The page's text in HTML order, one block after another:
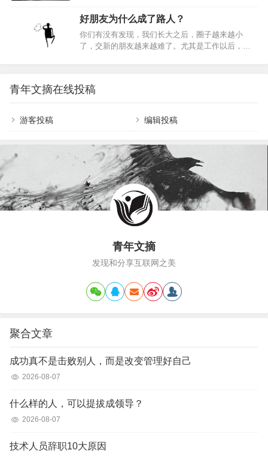
新；如若尚未看过，那便是一个好好思考的机会。
这篇文章（Managing Oneselfby Peter F. Drucker）
角，变得碌碌无为，安于现状，懒得去努力生活，
只想混吃等死得过一辈子。 但这样的生活是你想要
的吗？ 成长就是不断地挣扎和折腾。每个人都要学
会成长，而成长，你首先要学会面对孤独，学会坚
次次站起来，不能认输也不许认输。 因为你要成
长…
好朋友为什么成了路人？
你们有没有发现，我们长大之后，圈子越来越小
了，交新的朋友越来越难了。尤其是工作以后，除
话，或许能表达这样的心境：“哪里有人喜欢孤独，
只不过不乱交朋友罢了，那样只能落得失望。”相信
也有很多人，曾因“交友不慎”而受伤，或是因为不懂
得应该向谁敞开心扉，而宁愿独善其身。所以，到
持和现有朋友之间的关系？日本国宝级心理学家、
知名作…
青年文摘在线投稿
游客投稿 编辑投稿
青年文摘
发现和分享互联网之美
聚合文章
成功真不是击败别人，而是改变管理好自己
2026-08-07
什么样的人，可以提拔成领导？
2026-08-07
技术人员辞职10大原因